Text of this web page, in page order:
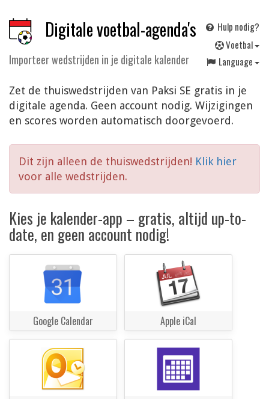
Digitale voetbal-agenda's
Importeer wedstrijden in je digitale kalender
Hulp nodig?
Voetbal
Language
Zet de thuiswedstrijden van Paksi SE gratis in je
digitale agenda. Geen account nodig. Wijzigingen
en scores worden automatisch doorgevoerd.
Dit zijn alleen de thuiswedstrijden! Klik hier
voor alle wedstrijden.
Kies je kalender-app – gratis, altijd up-to-
date, en geen account nodig!
Google Calendar Apple iCal